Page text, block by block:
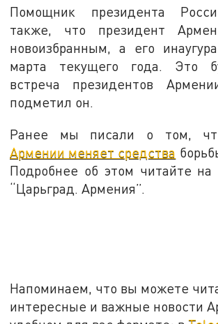
Помощник президента
также, что президент
новоизбранным, а его
марта текущего года. Это
встреча президентов
подметил он.
Ранее мы писали о том,
Армении меняет средства
Подробнее об этом читайте
“Царьград. Армения”.
Напоминаем, что вы можете
интересные и важные новости